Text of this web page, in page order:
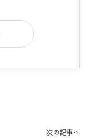
次の記事へ